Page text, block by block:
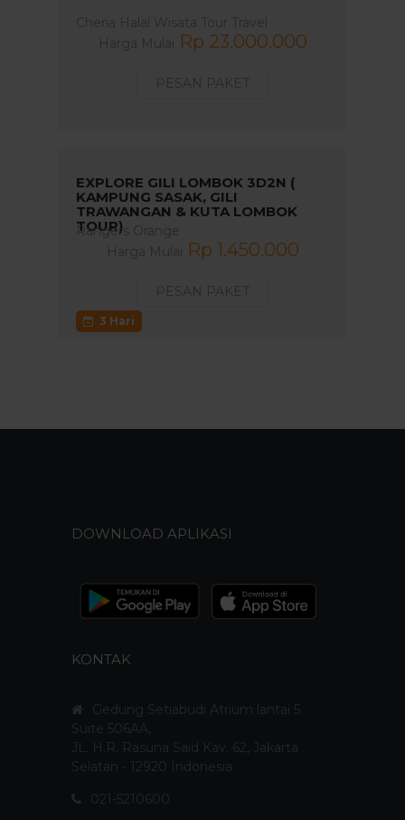
Rp 23.000.000
3 Hari
EXPLORE GILI LOMBOK 3D2N (
KAMPUNG SASAK, GILI
TRAWANGAN & KUTA LOMBOK
TOUR)
Rangers Orange
Rp 1.450.000
DOWNLOAD APLIKASI
KONTAK
Gedung Setiabudi Atrium lantai 5
Suite 506AA,
JL. H.R. Rasuna Said Kav. 62, Jakarta
Selatan - 12920 Indonesia
021-5210600